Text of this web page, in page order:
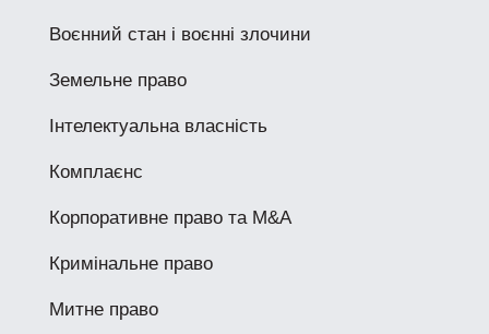
Воєнний стан і воєнні злочини
Земельне право
Інтелектуальна власність
Комплаєнс
Корпоративне право та M&A
Кримінальне право
Митне право